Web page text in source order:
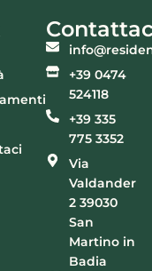
+39 0474
524118
+39 335
775 3352
Via
Valdander
2 39030
San
Martino in
Badia